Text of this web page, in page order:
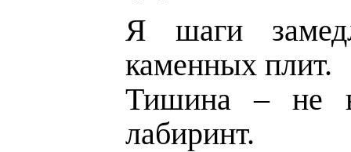
Я шаги
каменных плит.
Тишина – не
лабиринт.